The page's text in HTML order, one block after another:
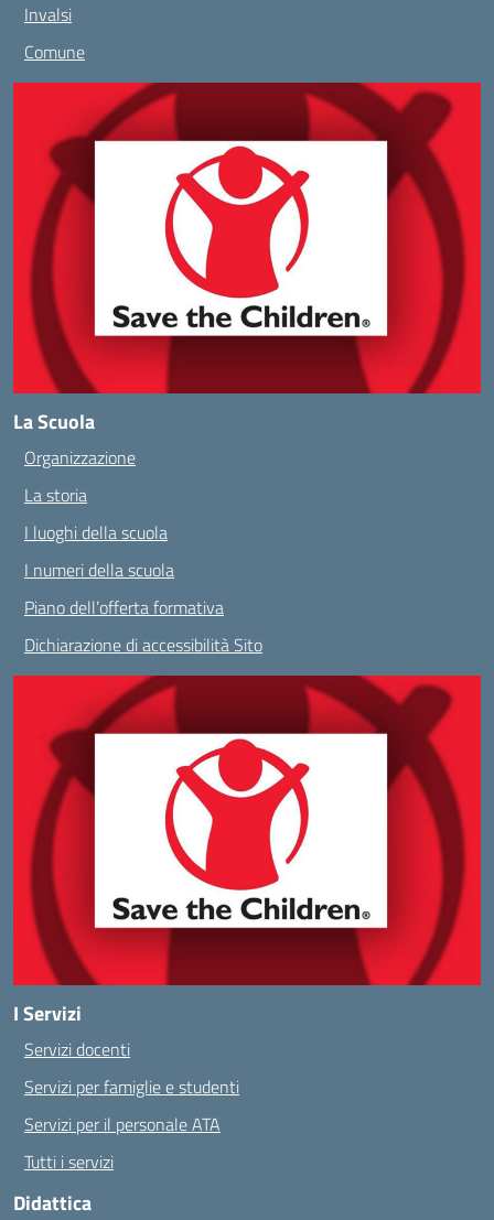
Invalsi
Comune
La Scuola
Organizzazione
La storia
I luoghi della scuola
I numeri della scuola
Piano dell’offerta formativa
Dichiarazione di accessibilità Sito
I Servizi
Servizi docenti
Servizi per famiglie e studenti
Servizi per il personale ATA
Tutti i servizi
Didattica